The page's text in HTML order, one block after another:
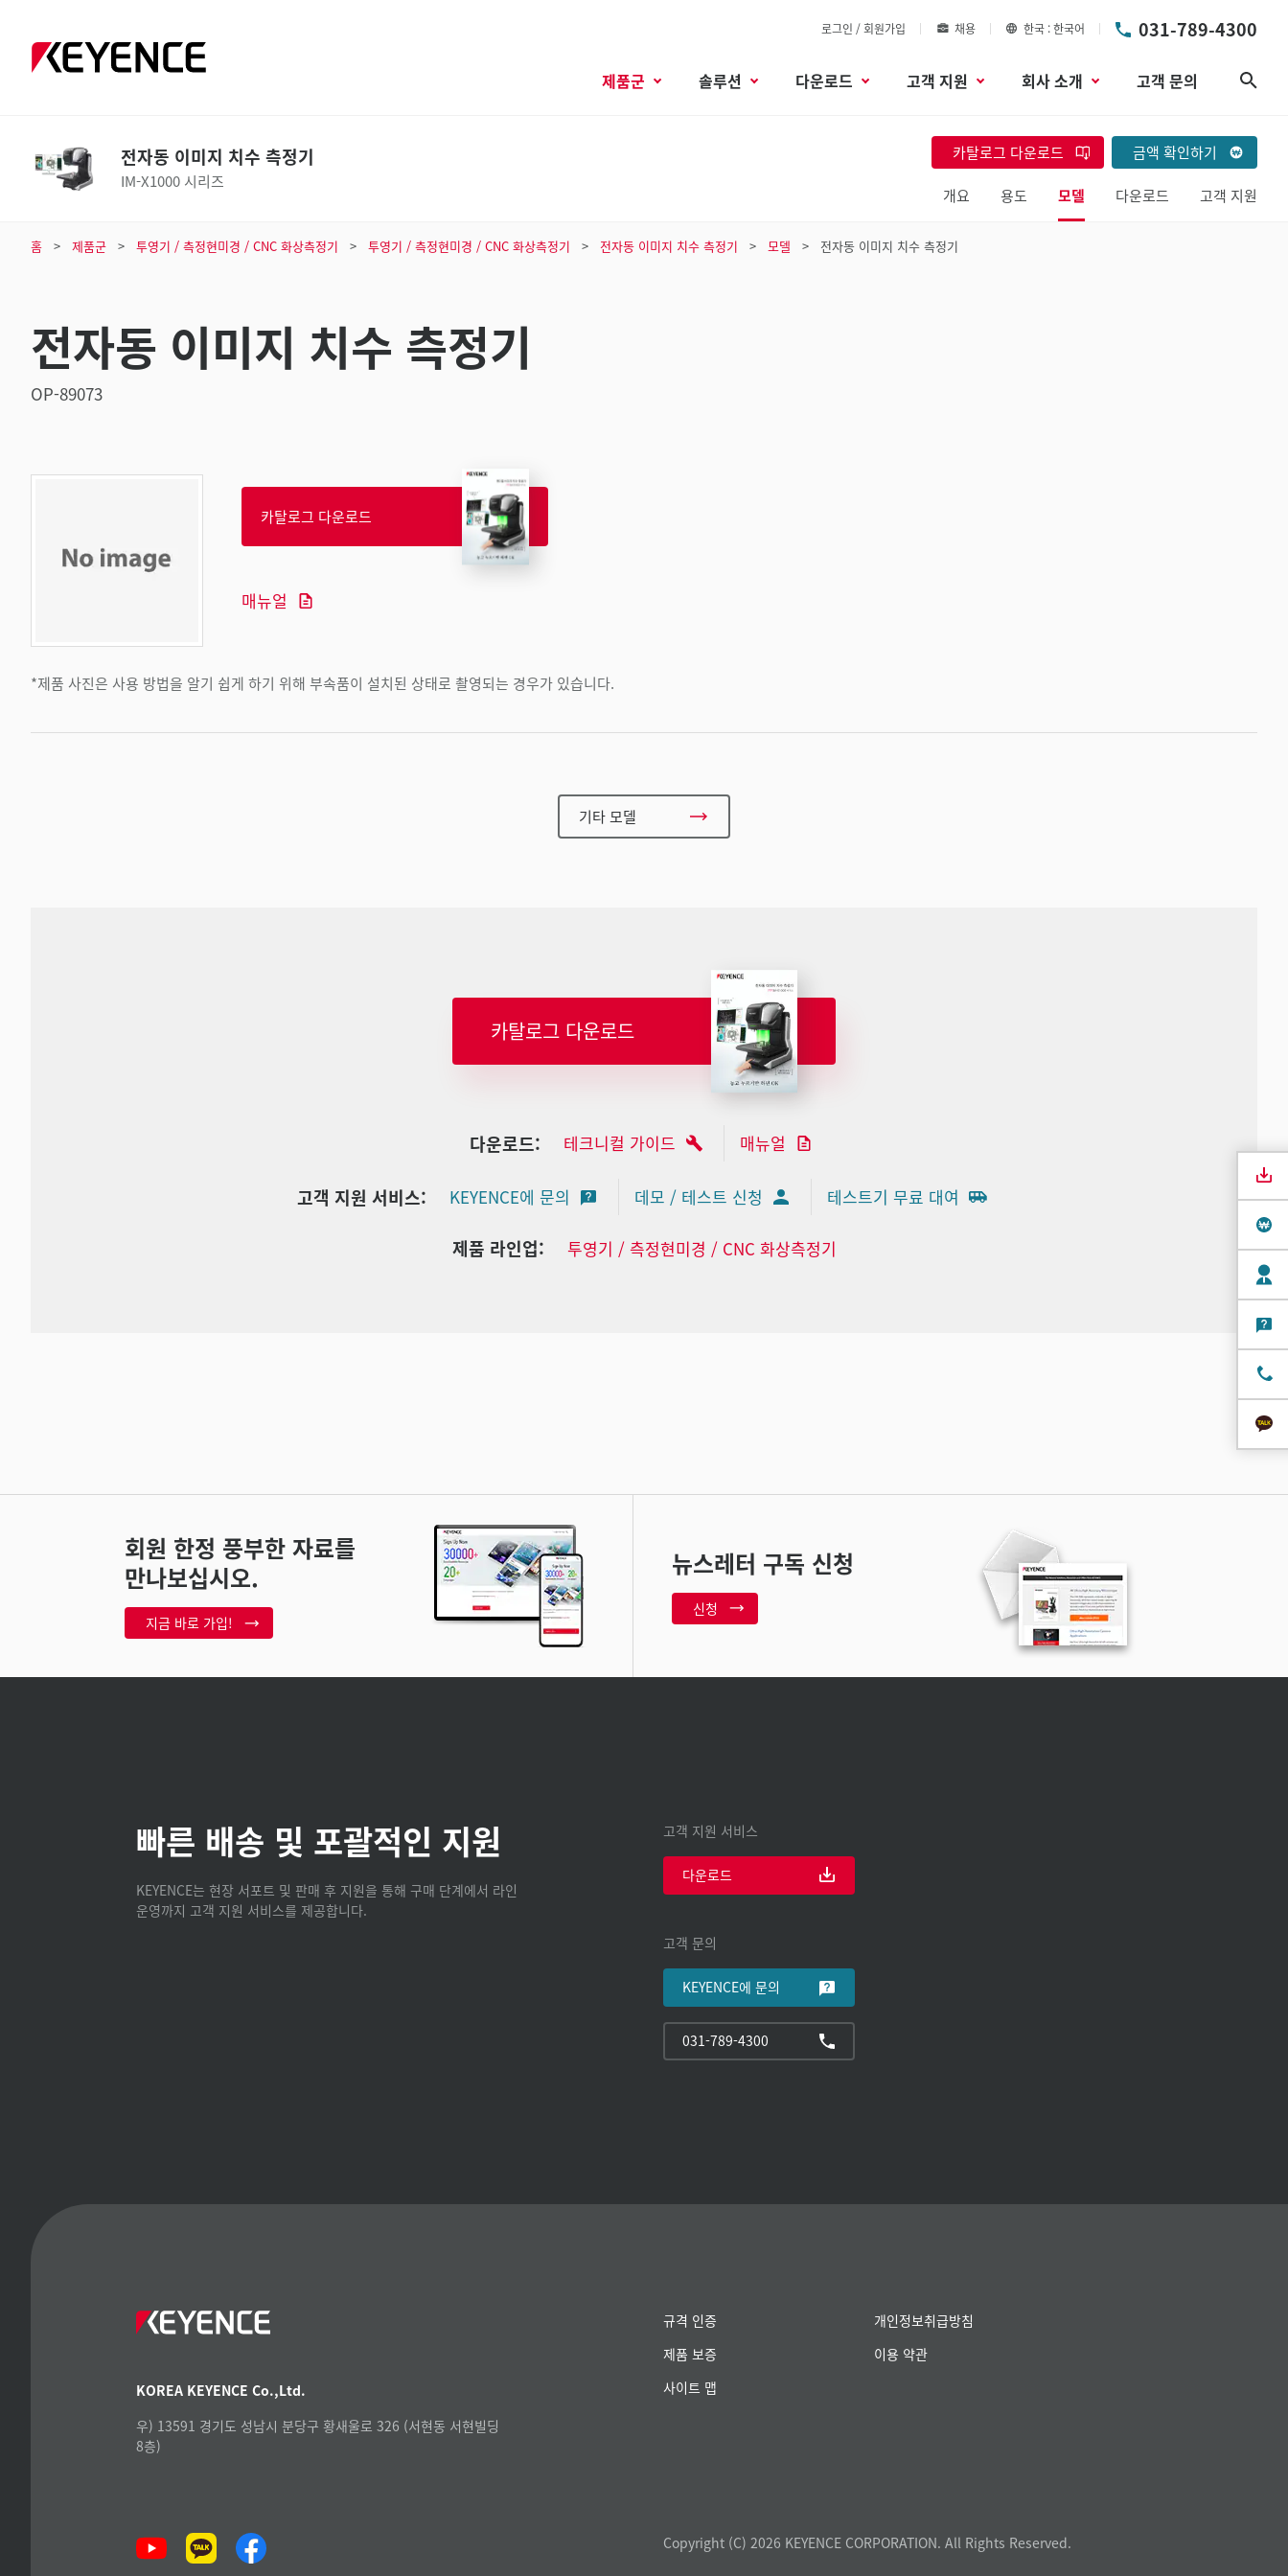
로그인 / 회원가입 채용 한국 한국어 031-789-4300
제품군 솔루션 다운로드 고객 지원 회사 소개 고객 문의
전자동 이미지 치수 측정기
IM-X1000 시리즈
카탈로그 다운로드 금액 확인하기
개요 용도 모델 다운로드 고객 지원
홈 제품군 투영기 / 측정현미경 / CNC 화상측정기 투영기 / 측정현미경 / CNC 화상측정기 전자동 이미지 치수 측정기 모델 전자동 이미지 치수 측정기
전자동 이미지 치수 측정기
OP-89073
*제품 사진은 사용 방법을 알기 쉽게 하기 위해 부속품이 설치된 상태로 촬영되는 경우가 있습니다.
카탈로그 다운로드
매뉴얼
기타 모델
카탈로그 다운로드
다운로드: 테크니컬 가이드 매뉴얼
고객 지원 서비스: KEYENCE에 문의 데모 / 테스트 신청 테스트기 무료 대여
제품 라인업: 투영기 / 측정현미경 / CNC 화상측정기
회원 한정 풍부한 자료를
만나보십시오.
지금 바로 가입!
뉴스레터 구독 신청
신청
빠른 배송 및 포괄적인 지원
KEYENCE는 현장 서포트 및 판매 후 지원을 통해 구매 단계에서 라인
운영까지 고객 지원 서비스를 제공합니다.
고객 지원 서비스
다운로드
고객 문의
KEYENCE에 문의
031-789-4300
KOREA KEYENCE Co.,Ltd.
우) 13591 경기도 성남시 분당구 황새울로 326 (서현동 서현빌딩
8층)
규격 인증
개인정보취급방침
제품 보증
이용 약관
사이트 맵
Copyright (C) 2026 KEYENCE CORPORATION. All Rights Reserved.